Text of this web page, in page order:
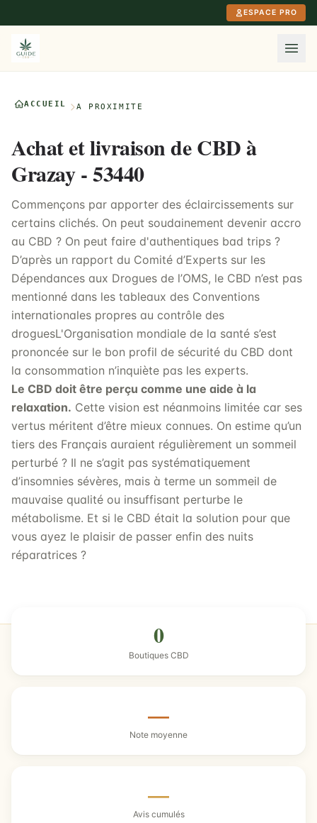
ESPACE PRO
ACCUEIL À PROXIMITÉ
Achat et livraison de CBD à
Grazay - 53440
Commençons par apporter des éclaircissements sur
certains clichés. On peut soudainement devenir accro
au CBD ? On peut faire d'authentiques bad trips ?
D’après un rapport du Comité d’Experts sur les
Dépendances aux Drogues de l’OMS, le CBD n’est pas
mentionné dans les tableaux des Conventions
internationales propres au contrôle des
droguesL'Organisation mondiale de la santé s’est
prononcée sur le bon profil de sécurité du CBD dont
la consommation n’inquiète pas les experts.
Le CBD doit être perçu comme une aide à la
relaxation. Cette vision est néanmoins limitée car ses
vertus méritent d’être mieux connues. On estime qu’un
tiers des Français auraient régulièrement un sommeil
perturbé ? Il ne s’agit pas systématiquement
d’insomnies sévères, mais à terme un sommeil de
mauvaise qualité ou insuffisant perturbe le
métabolisme. Et si le CBD était la solution pour que
vous ayez le plaisir de passer enfin des nuits
réparatrices ?
0
Boutiques CBD
—
Note moyenne
—
Avis cumulés